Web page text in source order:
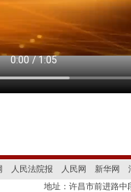
人民法院报 人民网 新华网
地址：许昌市前进路